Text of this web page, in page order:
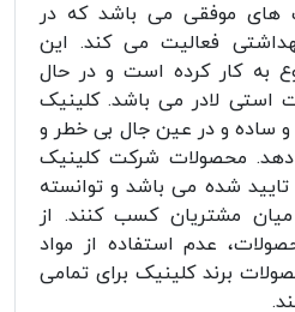
های موفقی می باشد که در
فعالیت می کند. این
سال 1968 شروع به کار کرده است و در حال
استی لادر می باشد. کلینیک
ساده و در عین جال بی خطر و
دهد. محصولات شرکت کلینیک
شده می باشد و توانسته
میان مشتریان کسب کنند. از
عدم استفاده از مواد
برند کلینیک برای تمامی